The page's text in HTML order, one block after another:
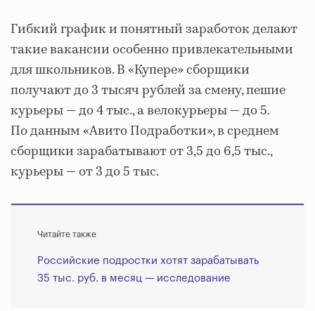
Гибкий график и понятный заработок делают
такие вакансии особенно привлекательными
для школьников. В «Купере» сборщики
получают до 3 тысяч рублей за смену, пешие
курьеры — до 4 тыс., а велокурьеры — до 5.
По данным «Авито Подработки», в среднем
сборщики зарабатывают от 3,5 до 6,5 тыс.,
курьеры — от 3 до 5 тыс.
Читайте также
Российские подростки хотят зарабатывать
35 тыс. руб. в месяц — исследование